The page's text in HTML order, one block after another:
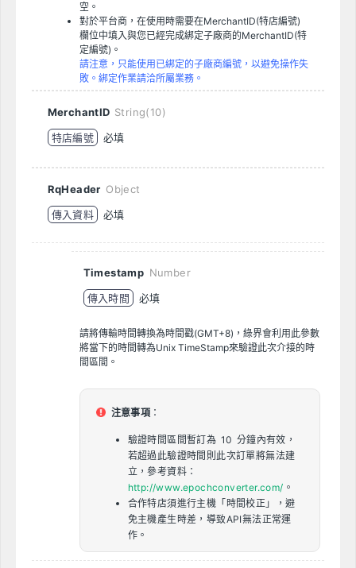
空。
對於平台商，在使用時需要在MerchantID(特店編號)
欄位中填入與您已經完成綁定子廠商的MerchantID(特
定編號)。
請注意，只能使用已綁定的子廠商編號，以避免操作失
敗。綁定作業請洽所屬業務。
MerchantID String(10)
特店編號
必填
RqHeader Object
傳入資料
必填
Timestamp Number
傳入時間
必填
請將傳輸時間轉換為時間戳(GMT+8)，綠界會利用此參數
將當下的時間轉為Unix TimeStamp來驗證此次介接的時
間區間。
注意事項 ：
驗證時間區間暫訂為 10 分鐘內有效，
若超過此驗證時間則此次訂單將無法建
立，參考資料：
http://www.epochconverter.com/ 。
合作特店須進行主機「時間校正」，避
免主機產生時差，導致API無法正常運
作。